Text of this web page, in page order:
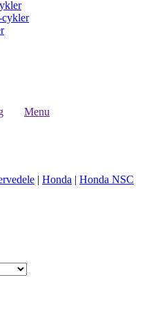
cykler
Menu
| Honda | Honda NSC